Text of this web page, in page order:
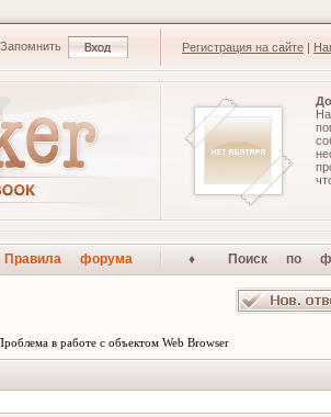
Запомнить Регистрация на сайте |
Правила форума ♦ Поиск по
в работе с объектом Web Browser